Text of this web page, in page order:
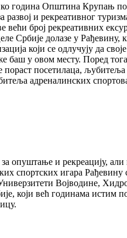
година Општина Крупањ
развој и рекреативног
већи број рекреативних
Србије долазе у Рађевину,
који се одлучују да
баш у овом месту. Поред
пораст посетилаца,
адреналинских
опуштање и рекреацију, али
спортских игара Рађевину
Војводине,
који већ годинама истим